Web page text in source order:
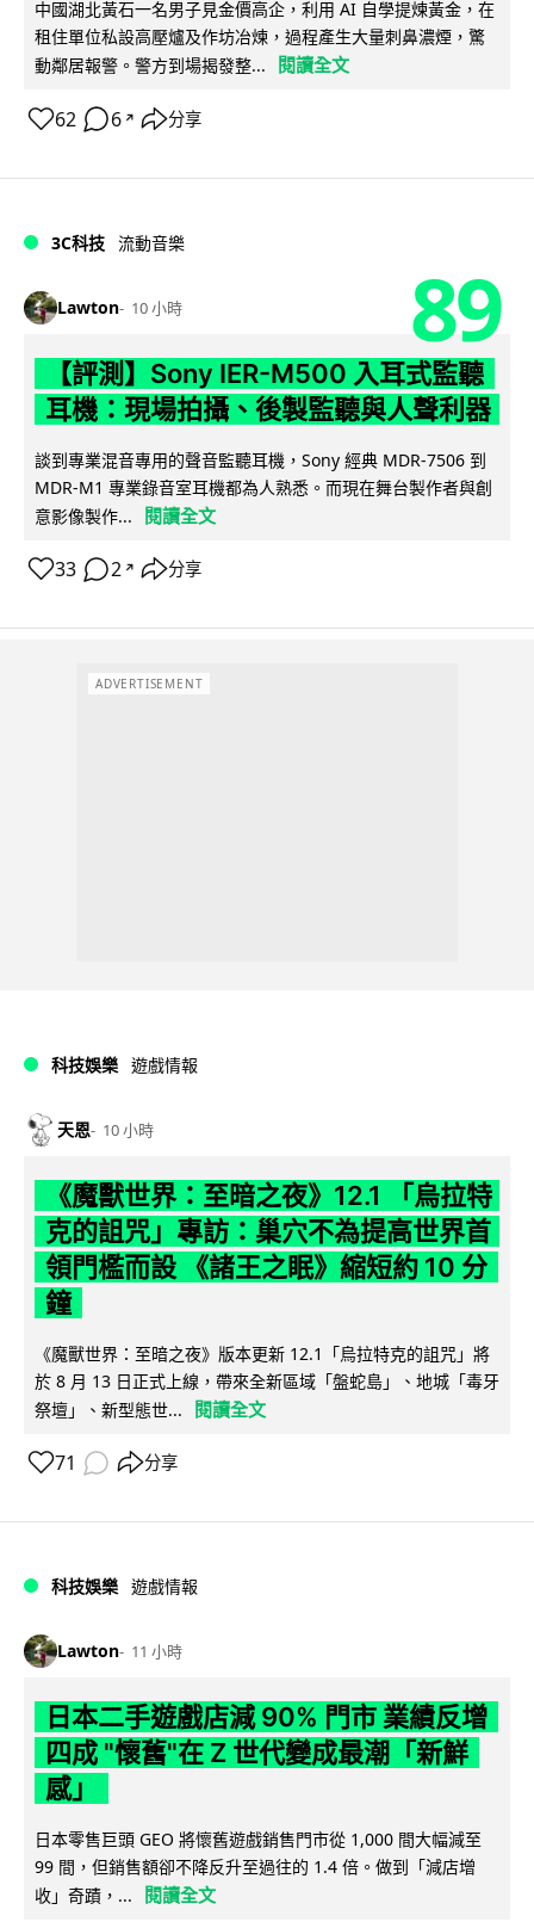
中國湖北黃石一名男子見金價高企，利用 AI 自學提煉黃金，在
租住單位私設高壓爐及作坊冶煉，過程產生大量刺鼻濃煙，驚
動鄰居報警。警方到場揭發整...
閱讀全文
62 6 ↗ 分享
3C科技 流動音樂
Lawton 10 小時 89
【評測】Sony IER-M500 入耳式監聽
耳機：現場拍攝、後製監聽與人聲利器
談到專業混音專用的聲音監聽耳機，Sony 經典 MDR-7506 到
MDR-M1 專業錄音室耳機都為人熟悉。而現在舞台製作者與創
意影像製作...
閱讀全文
33 2 ↗ 分享
ADVERTISEMENT
科技娛樂 遊戲情報
天恩 10 小時
《魔獸世界：至暗之夜》12.1 「烏拉特
克的詛咒」專訪：巢穴不為提高世界首
領門檻而設 《諸王之眠》縮短約 10 分
鐘
《魔獸世界：至暗之夜》版本更新 12.1「烏拉特克的詛咒」將
於 8 月 13 日正式上線，帶來全新區域「盤蛇島」、地城「毒牙
祭壇」、新型態世...
閱讀全文
71 分享
科技娛樂 遊戲情報
Lawton 11 小時
日本二手遊戲店減 90% 門市 業績反增
四成 "懷舊"在 Z 世代變成最潮「新鮮
感」
日本零售巨頭 GEO 將懷舊遊戲銷售門市從 1,000 間大幅減至
99 間，但銷售額卻不降反升至過往的 1.4 倍。做到「減店增
收」奇蹟，...
閱讀全文